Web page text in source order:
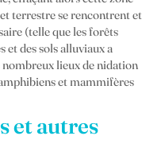
terrestre se rencontrent et
(telle que les forêts
et des sols alluviaux a
lieux de nidation
et mammifères
et autres